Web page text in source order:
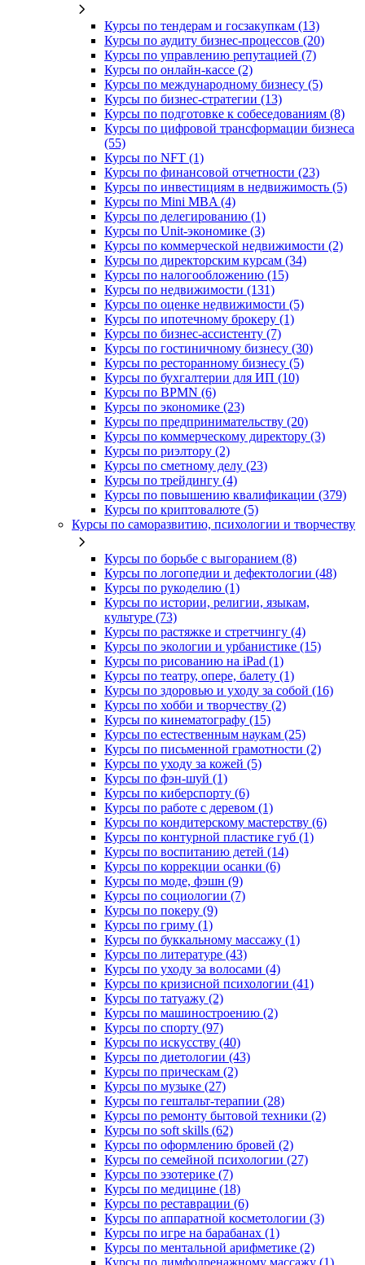
Курсы по тендерам и госзакупкам (13)
Курсы по аудиту бизнес-процессов (20)
Курсы по управлению репутацией (7)
Курсы по онлайн-кассе (2)
Курсы по международному бизнесу (5)
Курсы по бизнес-стратегии (13)
Курсы по подготовке к собеседованиям (8)
Курсы по цифровой трансформации бизнеса
(55)
Курсы по NFT (1)
Курсы по финансовой отчетности (23)
Курсы по инвестициям в недвижимость (5)
Курсы по Mini MBA (4)
Курсы по делегированию (1)
Курсы по Unit-экономике (3)
Курсы по коммерческой недвижимости (2)
Курсы по директорским курсам (34)
Курсы по налогообложению (15)
Курсы по недвижимости (131)
Курсы по оценке недвижимости (5)
Курсы по ипотечному брокеру (1)
Курсы по бизнес-ассистенту (7)
Курсы по гостиничному бизнесу (30)
Курсы по ресторанному бизнесу (5)
Курсы по бухгалтерии для ИП (10)
Курсы по BPMN (6)
Курсы по экономике (23)
Курсы по предпринимательству (20)
Курсы по коммерческому директору (3)
Курсы по риэлтору (2)
Курсы по сметному делу (23)
Курсы по трейдингу (4)
Курсы по повышению квалификации (379)
Курсы по криптовалюте (5)
Курсы по саморазвитию, психологии и творчеству
Курсы по борьбе с выгоранием (8)
Курсы по логопедии и дефектологии (48)
Курсы по рукоделию (1)
Курсы по истории, религии, языкам,
культуре (73)
Курсы по растяжке и стретчингу (4)
Курсы по экологии и урбанистике (15)
Курсы по рисованию на iPad (1)
Курсы по театру, опере, балету (1)
Курсы по здоровью и уходу за собой (16)
Курсы по хобби и творчеству (2)
Курсы по кинематографу (15)
Курсы по естественным наукам (25)
Курсы по письменной грамотности (2)
Курсы по уходу за кожей (5)
Курсы по фэн-шуй (1)
Курсы по киберспорту (6)
Курсы по работе с деревом (1)
Курсы по кондитерскому мастерству (6)
Курсы по контурной пластике губ (1)
Курсы по воспитанию детей (14)
Курсы по коррекции осанки (6)
Курсы по моде, фэшн (9)
Курсы по социологии (7)
Курсы по покеру (9)
Курсы по гриму (1)
Курсы по буккальному массажу (1)
Курсы по литературе (43)
Курсы по уходу за волосами (4)
Курсы по кризисной психологии (41)
Курсы по татуажу (2)
Курсы по машиностроению (2)
Курсы по спорту (97)
Курсы по искусству (40)
Курсы по диетологии (43)
Курсы по прическам (2)
Курсы по музыке (27)
Курсы по гештальт-терапии (28)
Курсы по ремонту бытовой техники (2)
Курсы по soft skills (62)
Курсы по оформлению бровей (2)
Курсы по семейной психологии (27)
Курсы по эзотерике (7)
Курсы по медицине (18)
Курсы по реставрации (6)
Курсы по аппаратной косметологии (3)
Курсы по игре на барабанах (1)
Курсы по ментальной арифметике (2)